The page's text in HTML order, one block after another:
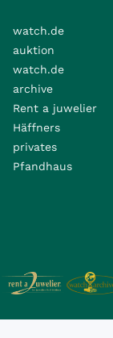
watch.de
auktion
watch.de
archive
Rent a juwelier
Häffners
privates
Pfandhaus